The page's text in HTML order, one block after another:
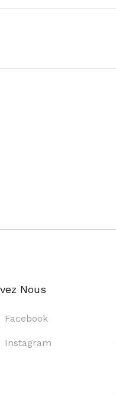
Nous
Facebook
Instagram